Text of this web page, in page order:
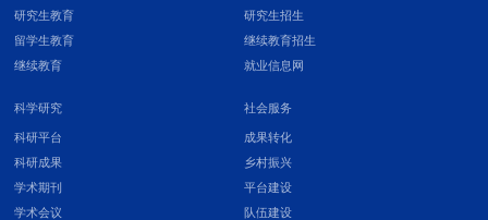
研究生教育
留学生教育
继续教育
研究生招生
继续教育招生
就业信息网
科学研究
科研平台
科研成果
学术期刊
学术会议
社会服务
成果转化
乡村振兴
平台建设
队伍建设